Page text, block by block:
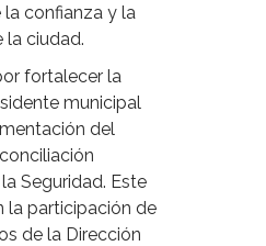
confianza y la
la ciudad.
fortalecer la
municipal
del
Seguridad. Este
la participación de
de la Dirección